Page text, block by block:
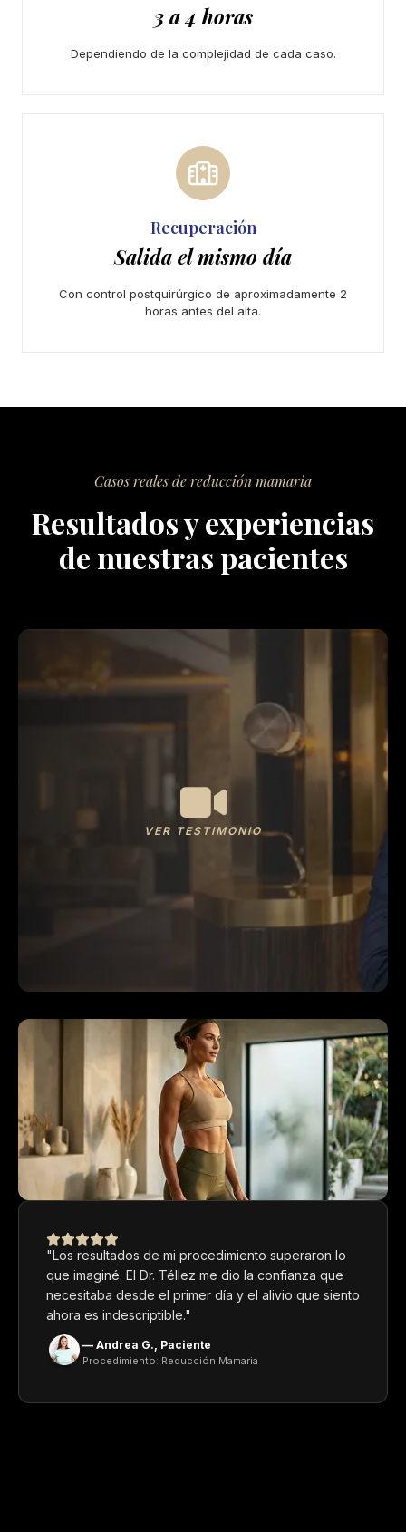
3 a 4 horas
Dependiendo de la complejidad de cada caso.
Recuperación
Salida el mismo día
Con control postquirúrgico de aproximadamente 2
horas antes del alta.
Casos reales de reducción mamaria
Resultados y experiencias
de nuestras pacientes
VER TESTIMONIO
"Los resultados de mi procedimiento superaron lo
que imaginé. El Dr. Téllez me dio la confianza que
necesitaba desde el primer día y el alivio que siento
ahora es indescriptible."
— Andrea G., Paciente
Procedimiento: Reducción Mamaria